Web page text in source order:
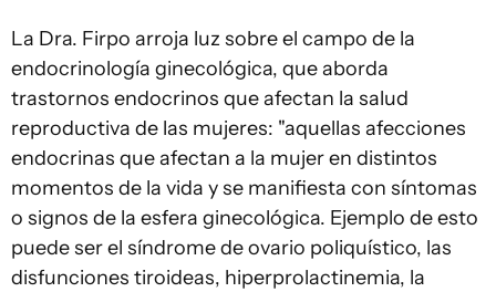
La Dra. Firpo arroja luz sobre el campo de la
endocrinología ginecológica, que aborda
trastornos endocrinos que afectan la salud
reproductiva de las mujeres: "aquellas afecciones
endocrinas que afectan a la mujer en distintos
momentos de la vida y se manifiesta con síntomas
o signos de la esfera ginecológica. Ejemplo de esto
puede ser el síndrome de ovario poliquístico, las
disfunciones tiroideas, hiperprolactinemia, la